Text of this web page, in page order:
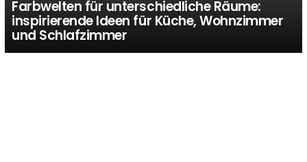
Farbwelten für unterschiedliche Räume:
inspirierende Ideen für Küche, Wohnzimmer
und Schlafzimmer